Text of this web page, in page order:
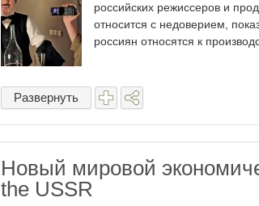
российских режиссеров и
относится с недоверием,
россиян относятся к
Развернуть
Новый мировой
the USSR